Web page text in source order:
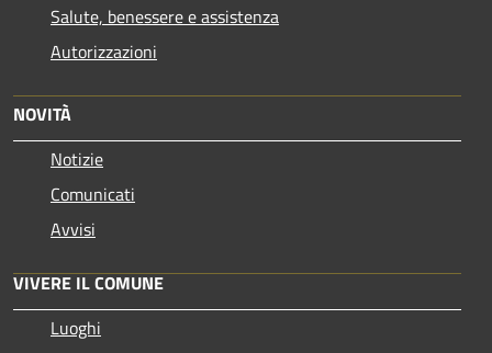
Salute, benessere e assistenza
Autorizzazioni
NOVITÀ
Notizie
Comunicati
Avvisi
VIVERE IL COMUNE
Luoghi